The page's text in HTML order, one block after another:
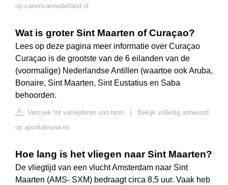
op canonvannederland.nl
Wat is groter Sint Maarten of Curaçao?
Lees op deze pagina meer informatie over Curaçao
Curaçao is de grootste van de 6 eilanden van de
(voormalige) Nederlandse Antillen (waartoe ook Aruba,
Bonaire, Sint Maarten, Sint Eustatius en Saba
behoorden.
Verzoek tot verwijderen van bron
Bekijk volledig antwoord
op apuntateuna.es
Hoe lang is het vliegen naar Sint Maarten?
De vliegtijd van een vlucht Amsterdam naar Sint
Maarten (AMS- SXM) bedraagt circa 8,5 uur. Vaak heb